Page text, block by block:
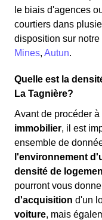
le biais d'agences
courtiers dans
disposition sur notre
Mines, Autun.
Quelle est la
La Tagnière?
Avant de procéder à
immobilier, il est
ensemble de
l'environnement
densité de
pourront vous
d'acquisition d'un
voiture, mais